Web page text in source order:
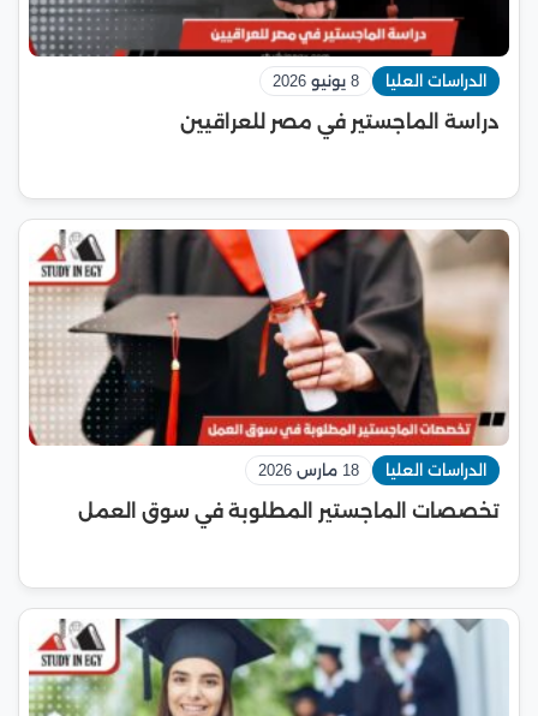
الدراسات العليا 8 يونيو 2026
دراسة الماجستير في مصر للعراقيين
الدراسات العليا 18 مارس 2026
تخصصات الماجستير المطلوبة في سوق العمل